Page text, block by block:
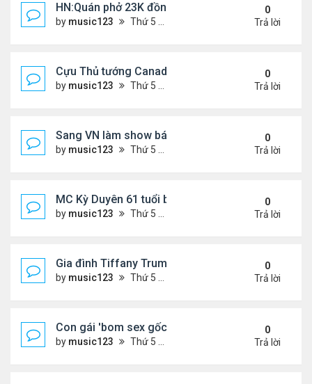
HN:Quán phở 23K đồng một bát, 7 năm không
by music123 Thứ 5 Tháng 7 30, 2026 7:11 pm
0
Trả lời
Cựu Thủ tướng Canada thoa kem chống nắng
by music123 Thứ 5 Tháng 7 30, 2026 7:04 pm
0
Trả lời
Sang VN làm show bán vé giá "trên trời"
by music123 Thứ 5 Tháng 7 30, 2026 6:51 pm
0
Trả lời
MC Kỳ Duyên 61 tuổi bị soi nhan sắc khi
by music123 Thứ 5 Tháng 7 30, 2026 6:37 pm
0
Trả lời
Gia đình Tiffany Trump đi nghỉ ở Spain
by music123 Thứ 5 Tháng 7 30, 2026 6:33 pm
0
Trả lời
Con gái 'bom sex gốc Việt' đón tuổi 18
by music123 Thứ 5 Tháng 7 30, 2026 6:30 pm
0
Trả lời